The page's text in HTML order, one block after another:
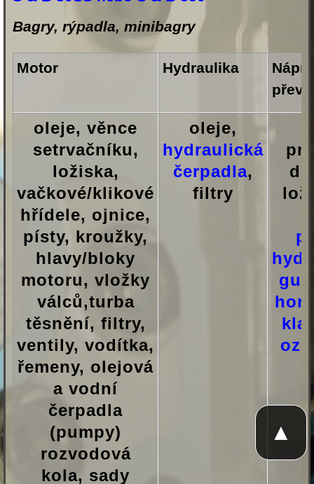
Bagry, rýpadla, minibagry
Motor Hydraulika
oleje, věnce
setrvačníku,
ložiska,
vačkové/klikové
hřídele, ojnice,
písty, kroužky,
hlavy/bloky
motoru, vložky
válců,turba
těsnění, filtry,
ventily, vodítka,
řemeny, olejová
a vodní
čerpadla
(pumpy)
rozvodová
kola, sady
oleje,
hydraulická
čerpadla,
filtry
▲